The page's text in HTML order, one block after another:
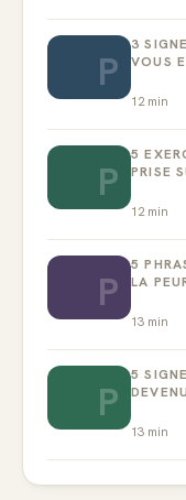
P
3
VOUS
12 min
P
5
PRISE
12 min
P
5
LA
13 min
P
5
13 min